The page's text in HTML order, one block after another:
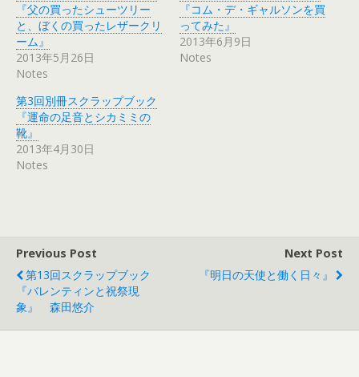
『父の買ったシューツリー
と、ぼくの買ったレザークリ
ーム』
2013年5月26日
Notes
『コム・デ・ギャルソンを買
ってみた』
2013年6月9日
Notes
第3回別冊スクラップブック
『運命の足音とシカミミの
靴』
2013年4月30日
Notes
Previous Post
第13回スクラップブック
『バレンティンと祝祭現
象』 森田悠介
Next Post
『明日の天使と働く日々』